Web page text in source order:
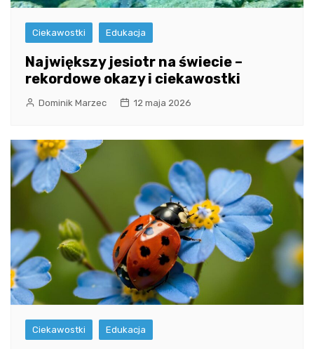
Ciekawostki Edukacja
Największy jesiotr na świecie –
rekordowe okazy i ciekawostki
Dominik Marzec 12 maja 2026
Ciekawostki Edukacja